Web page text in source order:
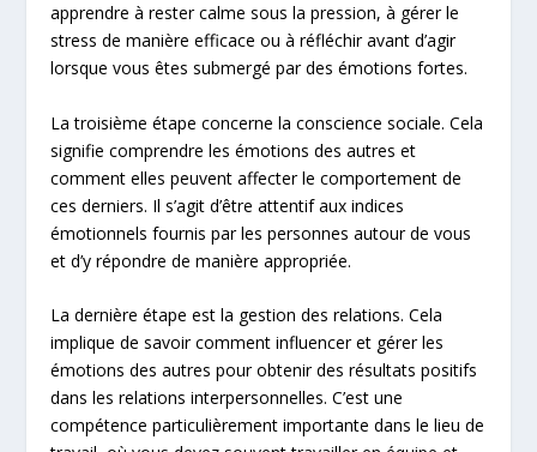
apprendre à rester calme sous la pression, à gérer le
stress de manière efficace ou à réfléchir avant d’agir
lorsque vous êtes submergé par des émotions fortes.
La troisième étape concerne la conscience sociale. Cela
signifie comprendre les émotions des autres et
comment elles peuvent affecter le comportement de
ces derniers. Il s’agit d’être attentif aux indices
émotionnels fournis par les personnes autour de vous
et d’y répondre de manière appropriée.
La dernière étape est la gestion des relations. Cela
implique de savoir comment influencer et gérer les
émotions des autres pour obtenir des résultats positifs
dans les relations interpersonnelles. C’est une
compétence particulièrement importante dans le lieu de